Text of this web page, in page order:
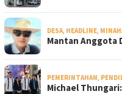
DESA HEADLINE
Mantan Anggota
PEMERINTAHAN
Michael